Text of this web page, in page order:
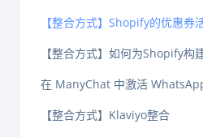
【整合方式】Shopify的优惠券
【整合方式】如何为Shopify构
在 ManyChat 中激活
【整合方式】Klaviyo整合